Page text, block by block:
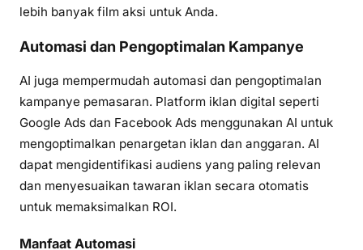
lebih banyak film aksi untuk Anda.
Automasi dan Pengoptimalan Kampanye
AI juga mempermudah automasi dan pengoptimalan
kampanye pemasaran. Platform iklan digital seperti
Google Ads dan Facebook Ads menggunakan AI untuk
mengoptimalkan penargetan iklan dan anggaran. AI
dapat mengidentifikasi audiens yang paling relevan
dan menyesuaikan tawaran iklan secara otomatis
untuk memaksimalkan ROI.
Manfaat Automasi